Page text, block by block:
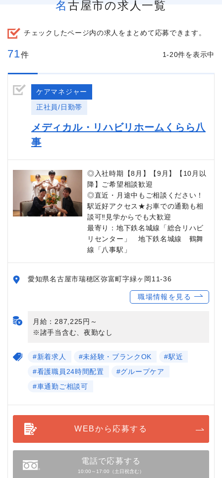
名古屋市の求人一覧
チェックしたページ内の求人をまとめて応募できます。
71 件 1-20件を表示中
ケアマネジャー
正社員/日勤帯
メディカル・リハビリホームくらら八
事
◎入社時期【8月】【9月】【10月以
降】ご希望相談歓迎
◎直近・月途中もご相談ください！
駅近好アクセス★お車での通勤も相
談可‼見学からでも大歓迎
最寄り：地下鉄名城線「総合リハビ
リセンター」 地下鉄名城線 鶴舞
線「八事駅」
愛知県名古屋市瑞穂区弥富町字緑ヶ岡11-36
職場情報を見る
月給：287,225円～
※諸手当含む、夜勤なし
#新着求人 #未経験・ブランクOK
#駅近
#看護職員24時間配置
#グループケア
#車通勤ご相談可
WEBから応募する
電話で応募する
10:00～17:00（土日祝含む）